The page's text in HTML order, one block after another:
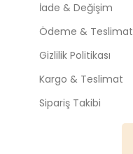
İade & Değişim
Ödeme & Teslimat
Gizlilik Politikası
Kargo & Teslimat
Sipariş Takibi